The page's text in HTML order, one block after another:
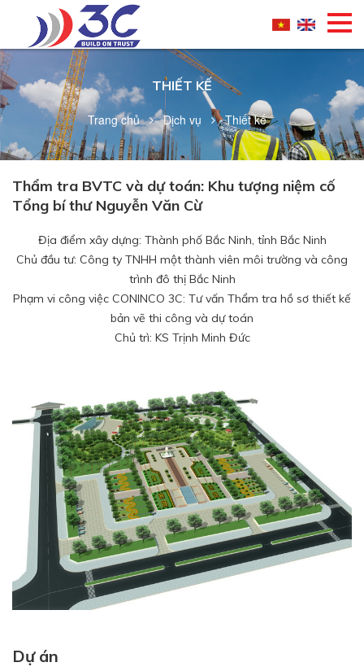
THIẾT KẾ
Trang chủ Dịch vụ Thiết kế
Thẩm tra BVTC và dự toán: Khu tượng niệm cố
Tổng bí thư Nguyễn Văn Cừ
Địa điểm xây dựng: Thành phố Bắc Ninh, tỉnh Bắc Ninh
Chủ đầu tư: Công ty TNHH một thành viên môi trường và công
trình đô thị Bắc Ninh
Phạm vi công việc CONINCO 3C: Tư vấn Thẩm tra hồ sơ thiết kế
bản vẽ thi công và dự toán
Chủ trì: KS Trịnh Minh Đức
Dự án